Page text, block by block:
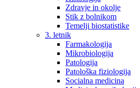
Zdravje in okolje
Stik z bolnikom
Temelji biostatistike
3. letnik
Farmakologija
Mikrobiologija
Patologija
Patološka fiziologija
Socialna medicina